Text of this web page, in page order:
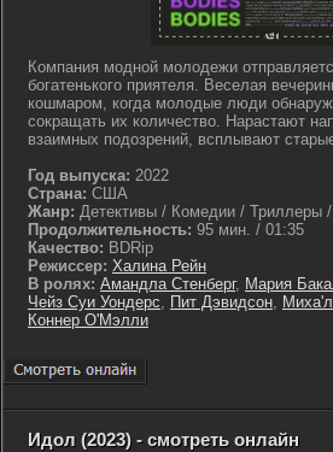
Компания модной молодежи
богатенького приятеля. Веселая
кошмаром, когда молодые люди
сокращать их количество. Нарастают
взаимных подозрений, всплывают
Год выпуска: 2022
Страна: США
Жанр: Детективы / Комедии / Триллеры
Продолжительность: 95 мин. / 01:35
Качество: BDRip
Режиссер: Халина Рейн
В ролях: Амандла Стенберг, Мария
Чейз Суи Уондерс, Пит Дэвидсон,
Коннер О'Мэлли
Идол (2023) - смотреть онлайн